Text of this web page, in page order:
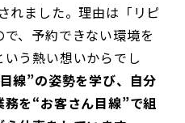
れました。理由は「リピ
、予約できない環境を
う熱い想いからでし
線”の姿勢を学び、自分
を“お客さん目線”で組